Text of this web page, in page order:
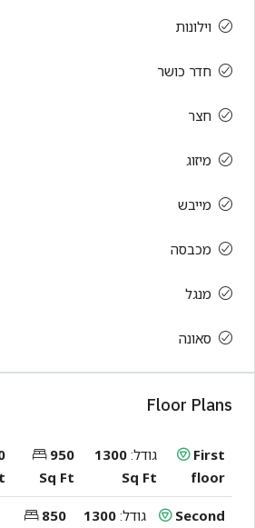
וילונות
חדר כושר
חצר
מיזוג
מייבש
מכבסה
מנגל
סאונה
Floor Plans
First
floor
גודל:1300
Sq Ft
950
Sq Ft
Second
גודל:1300
850